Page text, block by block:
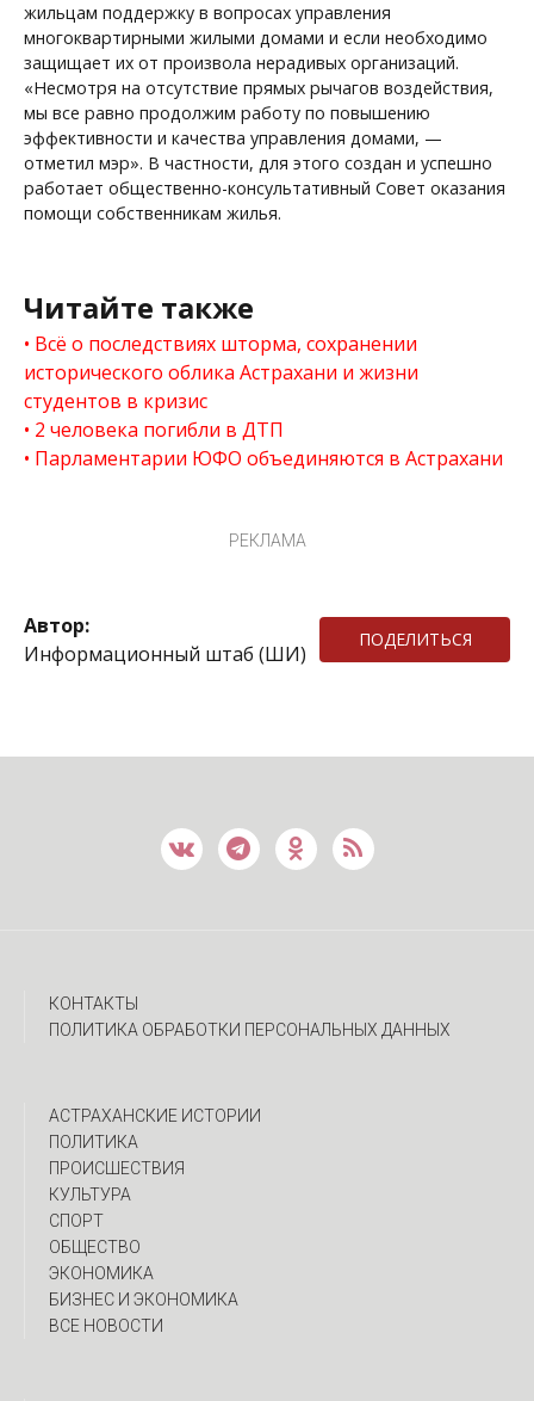
жильцам поддержку в вопросах управления
многоквартирными жилыми домами и если необходимо
защищает их от произвола нерадивых организаций.
«Несмотря на отсутствие прямых рычагов воздействия,
мы все равно продолжим работу по повышению
эффективности и качества управления домами, —
отметил мэр». В частности, для этого создан и успешно
работает общественно-консультативный Совет оказания
помощи собственникам жилья.
Читайте также
Всё о последствиях шторма, сохранении
исторического облика Астрахани и жизни
студентов в кризис
2 человека погибли в ДТП
Парламентарии ЮФО объединяются в Астрахани
РЕКЛАМА
Автор:
Информационный штаб (ШИ)
ПОДЕЛИТЬСЯ
КОНТАКТЫ
ПОЛИТИКА ОБРАБОТКИ ПЕРСОНАЛЬНЫХ ДАННЫХ
АСТРАХАНСКИЕ ИСТОРИИ
ПОЛИТИКА
ПРОИСШЕСТВИЯ
КУЛЬТУРА
СПОРТ
ОБЩЕСТВО
ЭКОНОМИКА
БИЗНЕС И ЭКОНОМИКА
ВСЕ НОВОСТИ